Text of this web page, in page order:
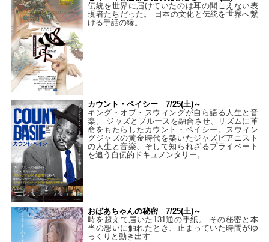
伝統を世界に届けていたのは耳の聞こえない表
現者たちだった。 日本の文化と伝統を世界へ繋
げる手話の縁。
カウント・ベイシー 7/25(土)～
キング・オブ・スウィングが自ら語る人生と音
楽。 ジャズとブルースを融合させ、リズムに革
命をもたらしたカウント・ベイシー。スウィン
グジャズの黄金時代を築いたジャズピアニスト
の人生と音楽、そして知られざるプライベート
を追う自伝的ドキュメンタリー。
おばあちゃんの秘密 7/25(土)～
時を超えて届いた131通の手紙。 その秘密と本
当の想いに触れたとき、止まっていた時間がゆ
っくりと動き出す―